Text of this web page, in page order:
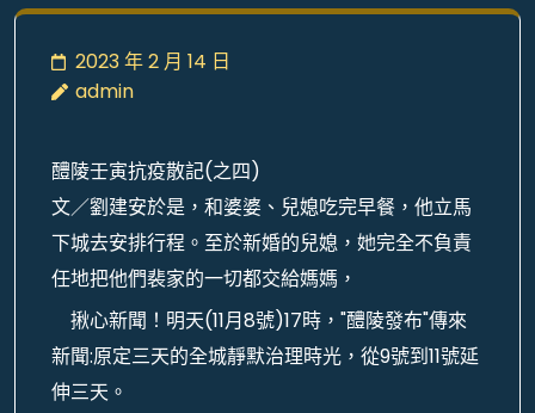
2023 年 2 月 14 日
admin
醴陵壬寅抗疫散記(之四)
文／劉建安於是，和婆婆、兒媳吃完早餐，他立馬
下城去安排行程。至於新婚的兒媳，她完全不負責
任地把他們裴家的一切都交給媽媽，
揪心新聞！明天(11月8號)17時，"醴陵發布"傳來
新聞:原定三天的全城靜默治理時光，從9號到11號延
伸三天。